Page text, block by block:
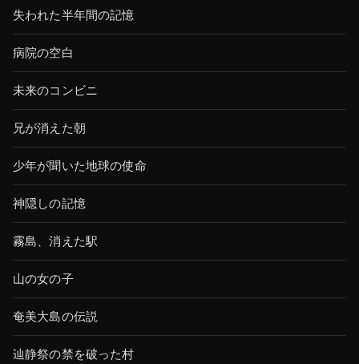
失われた半年間の記憶
病院の空白
未来のコンビニ
兄が消えた朝
少年が聞いた地球の使命
神隠しの記憶
霧島、消えた駅
山の女の子
奄美大島の伝説
辿静祭の禁を破った村